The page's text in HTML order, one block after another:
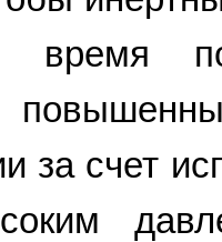
время
за счет